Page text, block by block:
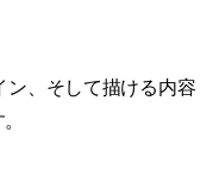
ン、そして描ける内容